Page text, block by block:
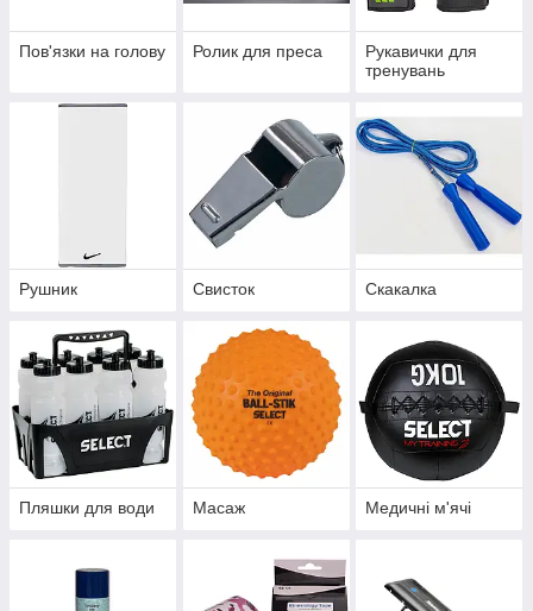
Пов'язки на голову Ролик для преса
Рукавички для
тренувань
Рушник Свисток Скакалка
Пляшки для води Масаж Медичні м'ячі